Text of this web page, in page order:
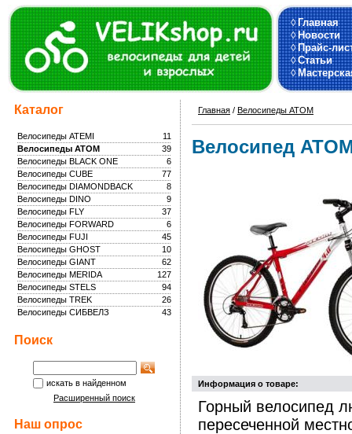
◊Главная
◊Новости
◊Прайс-
◊Статьи
◊
Каталог
11
Велосипеды ATEMI
39
Велосипеды ATOM
6
Велосипеды BLACK ONE
77
Велосипеды CUBE
8
Велосипеды DIAMONDBACK
9
Велосипеды DINO
37
Велосипеды FLY
6
Велосипеды FORWARD
45
Велосипеды FUJI
10
Велосипеды GHOST
62
Велосипеды GIANT
127
Велосипеды MERIDA
94
Велосипеды STELS
26
Велосипеды TREK
43
Велосипеды СИБВЕЛЗ
Поиск
искать в найденном
Расширенный поиск
Наш опрос
Главная / Велосипеды ATOM
Велосипед
Информация о товаре:
Горный велосипед
пересеченной